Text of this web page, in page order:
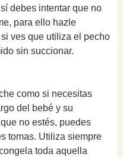
debes intentar que no
para ello hazle
ves que utiliza el pecho
sin succionar.
como si necesitas
del bebé y su
no estés, puedes
tomas. Utiliza siempre
toda aquella